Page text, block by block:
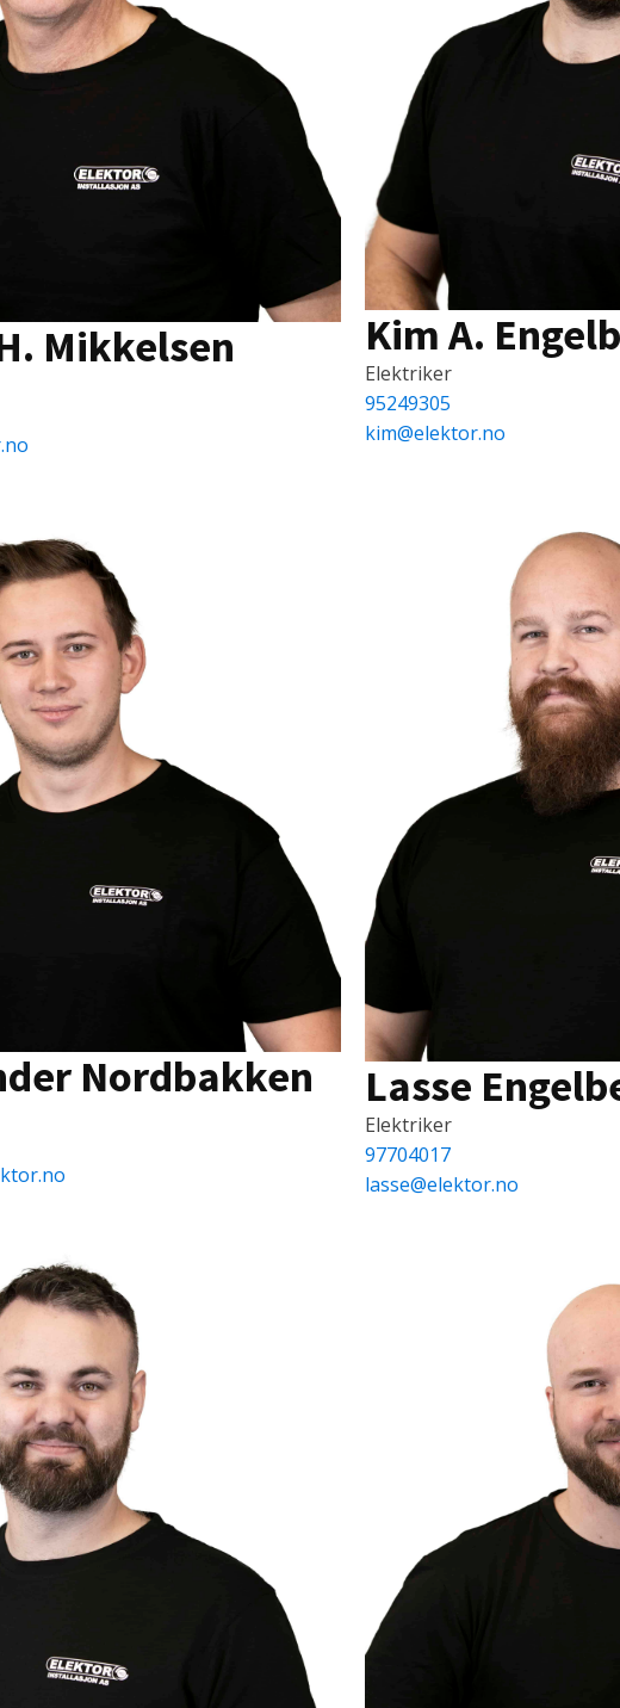
Mikkelsen Kim A.
Elektriker
95249305
kim@elektor.no
Nordbakken Lasse
Elektriker
97704017
lasse@elektor.no